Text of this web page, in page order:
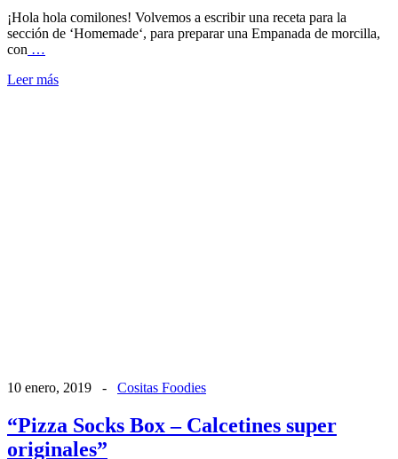
¡Hola hola comilones! Volvemos a escribir una receta para la
sección de ‘Homemade‘, para preparar una Empanada de morcilla,
con …
Leer más
10 enero, 2019 - Cositas Foodies
“Pizza Socks Box – Calcetines super
originales”